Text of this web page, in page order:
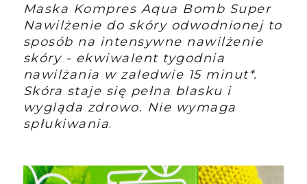
Maska Kompres Aqua Bomb Super
Nawilżenie do skóry odwodnionej to
sposób na intensywne nawilżenie
skóry - ekwiwalent tygodnia
nawilżania w zaledwie 15 minut*.
Skóra staje się pełna blasku i
wygląda zdrowo. Nie wymaga
spłukiwania.